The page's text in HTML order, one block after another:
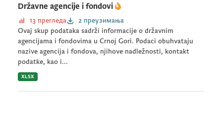
Državne agencije i fondovi
13 прегледа
2 преузимања
Ovaj skup podataka sadrži informacije o državnim
agencijama i fondovima u Crnoj Gori. Podaci obuhvataju
nazive agencija i fondova, njihove nadležnosti, kontakt
podatke, kao i...
XLSX